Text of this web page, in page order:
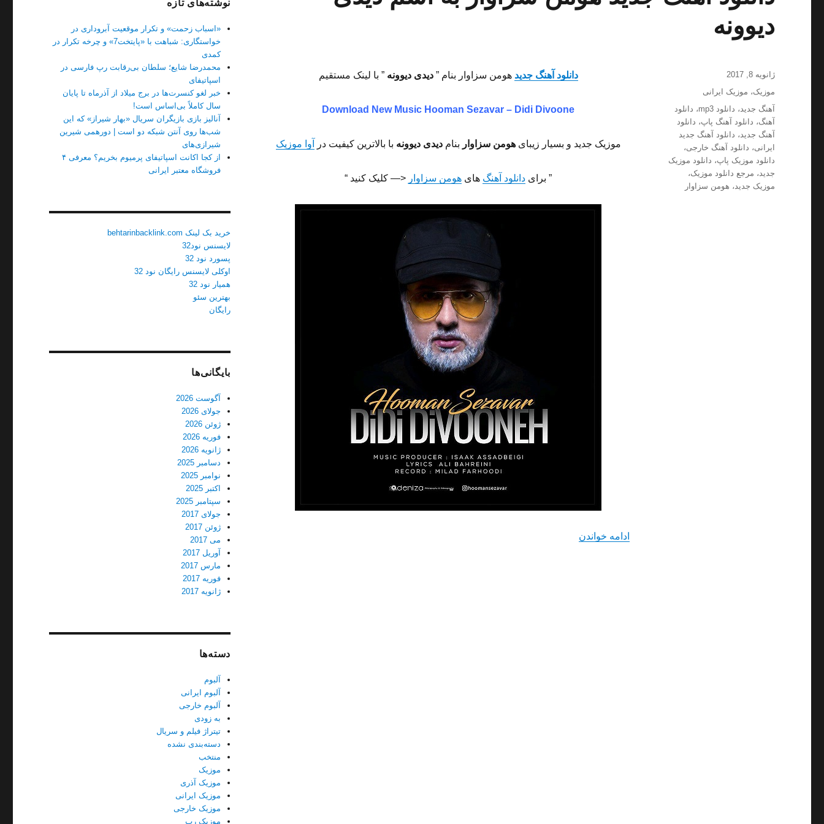
دیوونه
دانلود آهنگ جدید هومن سزاوار بنام ”دیدی دیوونه” با لینک مستقیم
Download New Music Hooman Sezavar – Didi Divoone
موزیک جدید و بسیار زیبایهومن سزاوار بنام دیدی دیوونه با بالاترین کیفیت در آوا موزیک
” برای دانلود آهنگ های هومن سزاوار <— کلیک کنید “
ادامه خواندن“دانلود آهنگ جدید هومن سزاوار به اسم دیدی دیوونه”
ارسال
شده
ژانویه 8, 2017
دسته‌ها
موزیک، موزیک ایرانی
برچسب‌ها
آهنگ جدید، دانلود mp3 ، دانلود
آهنگ، دانلود آهنگ پاپ، دانلود
آهنگ جدید، دانلود آهنگ جدید
ایرانی، دانلود آهنگ خارجی،
دانلود موزیک پاپ، دانلود موزیک
جدید، مرجع دانلود موزیک،
موزیک جدید، هومن سزاوار
نوشته‌های تازه
«اسباب زحمت» و تکرار موقعیت آبروداری در
خواستگاری: شباهت با «پایتخت7» و چرخه تکرار در
کمدی
محمدرضا شایع؛ سلطان بی‌رقابت رپ فارسی در
اسپاتیفای
خبر لغو کنسرت‌ها در برج میلاد از آذرماه تا پایان
سال کاملاً بی‌اساس است!
آنالیز بازی بازیگران سریال «بهار شیراز» که این
شب‌ها روی آنتن شبکه دو است | دورهمی شیرین
شیرازی‌های
از کجا اکانت اسپاتیفای پرمیوم بخریم؟ معرفی ۴
فروشگاه معتبر ایرانی
خرید بک لینک behtarinbacklink.com
لایسنس نود32
پسورد نود 32
اوکلی لایسنس رایگان نود 32
همیار نود 32
بهترین سئو
رایگان
بایگانی‌ها
آگوست 2026
جولای 2026
ژوئن 2026
فوریه 2026
ژانویه 2026
دسامبر 2025
نوامبر 2025
اکتبر 2025
سپتامبر 2025
جولای 2017
ژوئن 2017
می 2017
آوریل 2017
مارس 2017
فوریه 2017
ژانویه 2017
دسته‌ها
آلبوم
آلبوم ایرانی
آلبوم خارجی
به زودی
تیتراژ فیلم و سریال
دسته‌بندی نشده
منتخب
موزیک
موزیک آذری
موزیک ایرانی
موزیک خارجی
موزیک رپ